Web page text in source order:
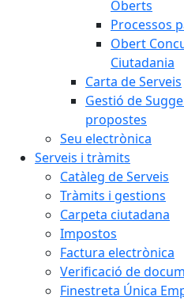
Oberts
Processos
Obert
Ciutadania
Carta de Serveis
Gestió de
propostes
Seu electrònica
Serveis i tràmits
Catàleg de Serveis
Tràmits i gestions
Carpeta ciutadana
Impostos
Factura electrònica
Verificació de
Finestreta Única